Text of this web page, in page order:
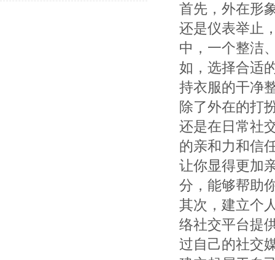
首先，外在形
还是仪表举止
中，一个整洁
如，选择合适
持衣服的干净
除了外在的打
还是在日常社
的亲和力和信
让你显得更加
分，能够帮助
其次，建立个
络社交平台提
过自己的社交